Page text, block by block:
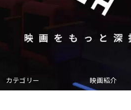
カテゴリー 映画紹介